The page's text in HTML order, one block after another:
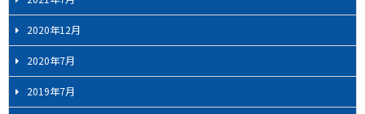
2020年12月
2020年7月
2019年7月